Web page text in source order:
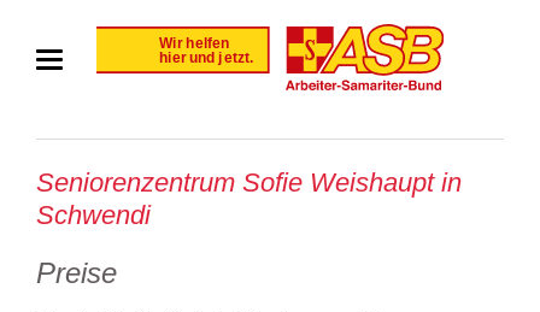
Seniorenzentrum Sofie Weishaupt in
Schwendi
Preise